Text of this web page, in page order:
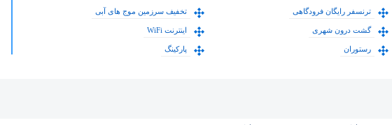
ترنسفر رایگان فرودگاهی تخفیف سرزمین موج های آبی
گشت درون شهری اینترنت WiFi
رستوران پارکینگ